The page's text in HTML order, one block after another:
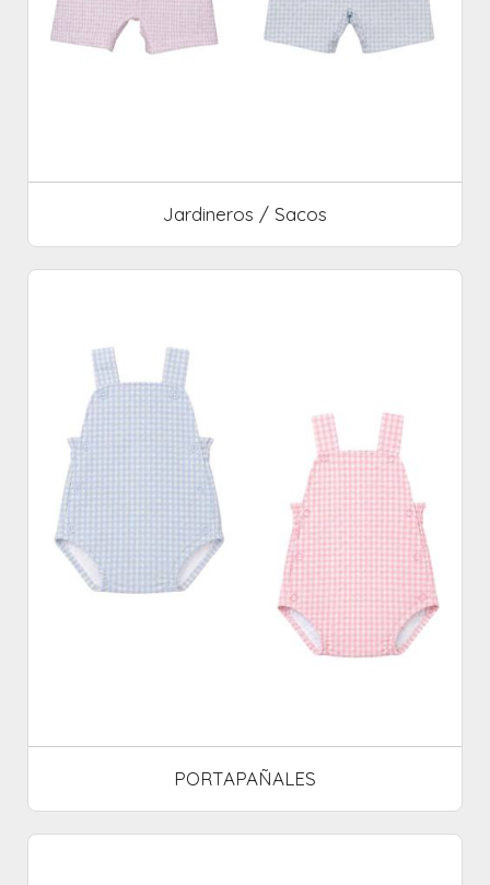
Jardineros / Sacos
PORTAPAÑALES